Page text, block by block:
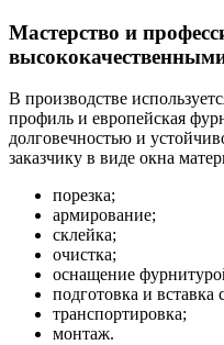
Мастерство и
В производстве
профиль и европейская
долговечностью и
заказчику в виде окна
порезка;
армирование;
склейка;
очистка;
оснащение
подготовка и вставка
транспортировка;
монтаж.